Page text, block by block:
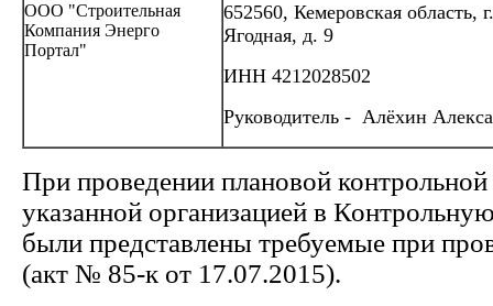
ООО "Строительная
Компания Энерго
Портал"
652560, Кемеровская область,
Ягодная, д. 9
ИНН 4212028502
Руководитель - Алёхин
При проведении плановой
указанной организацией в
были представлены требуемые при
(акт № 85-к от 17.07.2015).